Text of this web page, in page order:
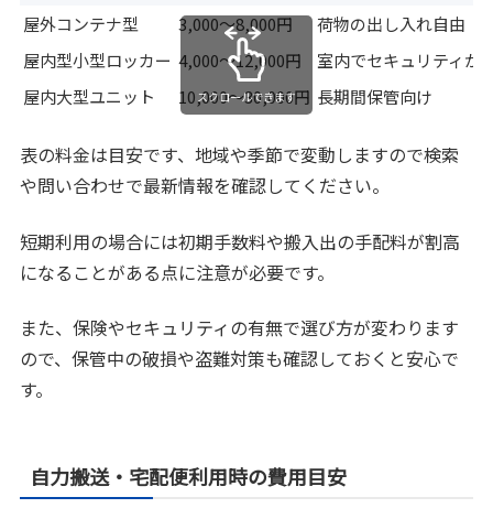
屋外コンテナ型 3,000〜8,000円
荷物の出し入れ自由
屋内型小型ロッカー 4,000〜12,000円
室内でセキュリティが
屋内大型ユニット
10,000〜30,000円 長期間保管向け
スクロールできます
表の料金は目安です、地域や季節で変動しますので検索
や問い合わせで最新情報を確認してください。
短期利用の場合には初期手数料や搬入出の手配料が割高
になることがある点に注意が必要です。
また、保険やセキュリティの有無で選び方が変わります
ので、保管中の破損や盗難対策も確認しておくと安心で
す。
自力搬送・宅配便利用時の費用目安